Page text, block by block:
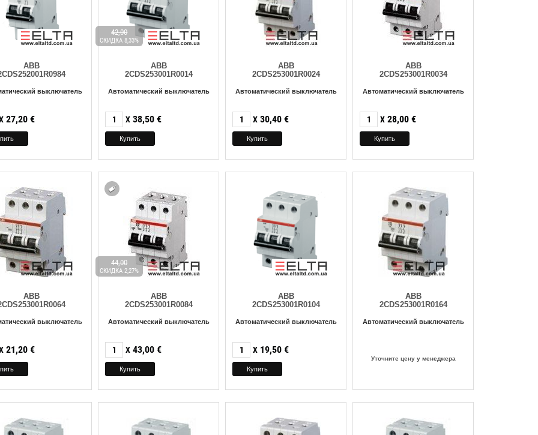
ABB
выключатель
27,20 €
ABB
2CDS253001R0014
Автоматический выключатель
X 38,50 €
42,00
СКИДКА 8,33%
ABB
2CDS253001R0024
Автоматический выключатель
X 30,40 €
ABB
2CDS253001R0034
Автоматический выключатель
X 28,00 €
ABB
выключатель
21,20 €
ABB
2CDS253001R0084
Автоматический выключатель
X 43,00 €
44,00
СКИДКА 2,27%
ABB
2CDS253001R0104
Автоматический выключатель
X 19,50 €
ABB
2CDS253001R0164
Автоматический выключатель
Уточните цену у менеджера